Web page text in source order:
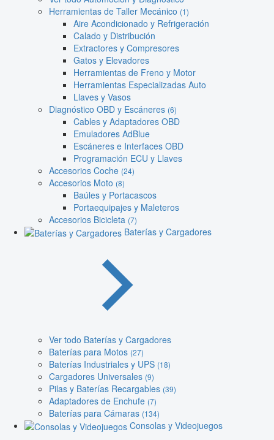
Herramientas de Taller Mecánico (1)
Aire Acondicionado y Refrigeración
Calado y Distribución
Extractores y Compresores
Gatos y Elevadores
Herramientas de Freno y Motor
Herramientas Especializadas Auto
Llaves y Vasos
Diagnóstico OBD y Escáneres (6)
Cables y Adaptadores OBD
Emuladores AdBlue
Escáneres e Interfaces OBD
Programación ECU y Llaves
Accesorios Coche (24)
Accesorios Moto (8)
Baúles y Portacascos
Portaequipajes y Maleteros
Accesorios Bicicleta (7)
Baterías y Cargadores
Ver todo Baterías y Cargadores
Baterías para Motos (27)
Baterías Industriales y UPS (18)
Cargadores Universales (9)
Pilas y Baterías Recargables (39)
Adaptadores de Enchufe (7)
Baterías para Cámaras (134)
Consolas y Videojuegos